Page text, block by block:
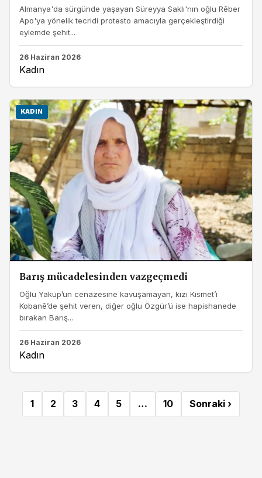
Almanya'da sürgünde yaşayan Süreyya Saklı'nın oğlu Rêber
Apo'ya yönelik tecridi protesto amacıyla gerçekleştirdiği
eylemde şehit...
26 Haziran 2026
Kadın
KADIN
Barış mücadelesinden vazgeçmedi
Oğlu Yakup’un cenazesine kavuşamayan, kızı Kısmet’i
Kobanê’de şehit veren, diğer oğlu Özgür’ü ise hapishanede
bırakan Barış...
26 Haziran 2026
Kadın
1 2 3 4 5 … 10 Sonraki ›